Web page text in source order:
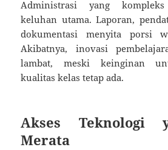
Administrasi yang
keluhan utama. Laporan,
dokumentasi menyita porsi
Akibatnya, inovasi
lambat, meski keinginan
kualitas kelas tetap ada.
Akses Teknologi
Merata